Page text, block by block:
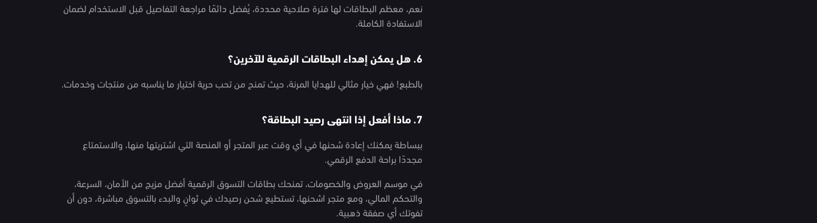
نعم، معظم البطاقات لها فترة صلاحية محددة، يُفضل دائمًا مراجعة التفاصيل قبل الاستخدام لضمان
الاستفادة الكاملة.
6. هل يمكن إهداء البطاقات الرقمية للآخرين؟
بالطبع! فهي خيار مثالي للهدايا المرنة، حيث تمنح من تحب حرية اختيار ما يناسبه من منتجات وخدمات.
7. ماذا أفعل إذا انتهى رصيد البطاقة؟
ببساطة يمكنك إعادة شحنها في أي وقت عبر المتجر أو المنصة التي اشتريتها منها، والاستمتاع
مجددًا براحة الدفع الرقمي.
في موسم العروض والخصومات، تمنحك بطاقات التسوق الرقمية أفضل مزيج من الأمان، السرعة،
والتحكم المالي، ومع متجر اشحنها، تستطيع شحن رصيدك في ثوانٍ والبدء بالتسوق مباشرة، دون أن
تفوتك أي صفقة ذهبية.